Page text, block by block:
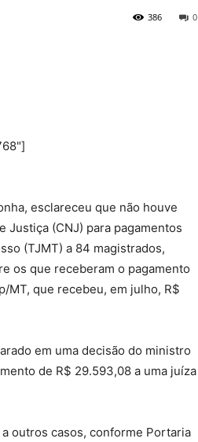
0
386
esclareceu que não houve
Justiça (CNJ) para pagamentos
(TJMT) a 84 magistrados,
os que receberam o pagamento
MT, que recebeu, em julho, R$
em uma decisão do ministro
de R$ 29.593,08 a uma juíza
outros casos, conforme Portaria